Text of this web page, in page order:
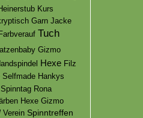
Kurs
Garn Jacke
Farbverauf Tuch
Gizmo
Hexe Filz
Selfmade Hankys
Spinntag Rona
Hexe Gizmo
Verein Spinntreffen